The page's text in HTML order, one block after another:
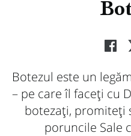
Botezul este un
– pe care îl faceți cu
botezați, promiteți
poruncile Sale